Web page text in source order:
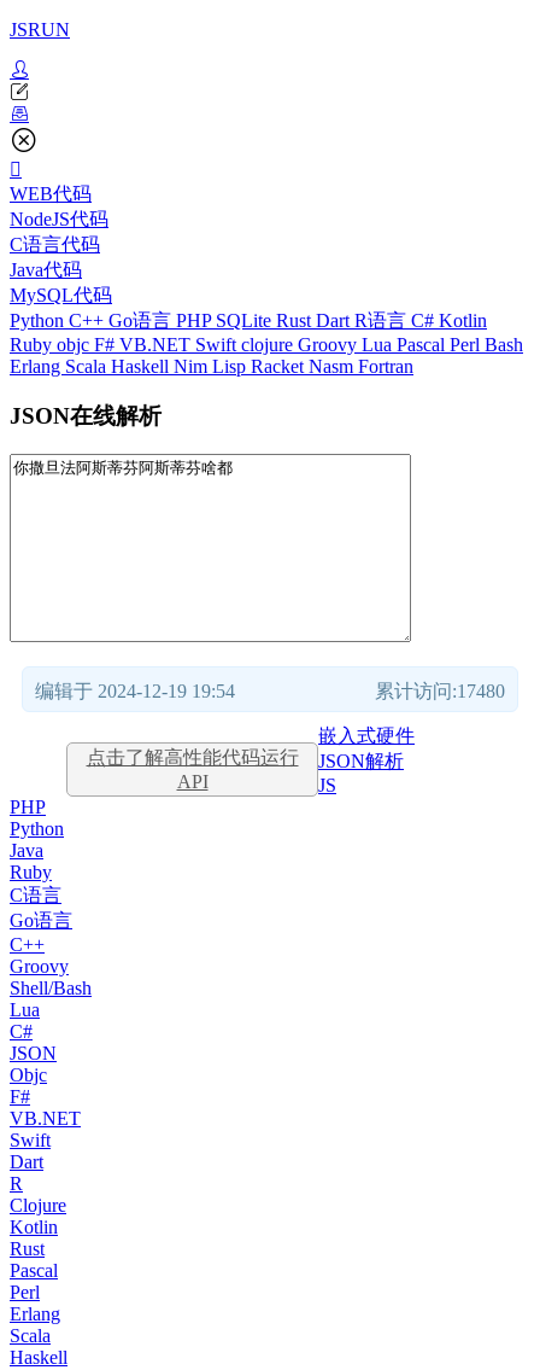
JSRUN
WEB代码
NodeJS代码
C语言代码
Java代码
MySQL代码
Python C++ Go语言 PHP SQLite Rust Dart R语言 C# Kotlin
Ruby objc F# VB.NET Swift clojure Groovy Lua Pascal Perl Bash
Erlang Scala Haskell Nim Lisp Racket Nasm Fortran
JSON在线解析
编辑于 2024-12-19 19:54 累计访问:17480
点击了解高性能代码运行
API
嵌入式硬件
JSON解析
JS
PHP
Python
Java
Ruby
C语言
Go语言
C++
Groovy
Shell/Bash
Lua
C#
JSON
Objc
F#
VB.NET
Swift
Dart
R
Clojure
Kotlin
Rust
Pascal
Perl
Erlang
Scala
Haskell